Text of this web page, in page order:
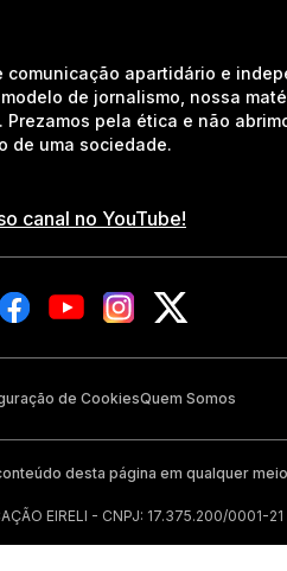
comunicação apartidário e
de jornalismo, nossa
pela ética e não
de uma sociedade.
canal no YouTube!
de CookiesQuem Somos
desta página em qualquer
EIRELI - CNPJ: 17.375.200/0001-21